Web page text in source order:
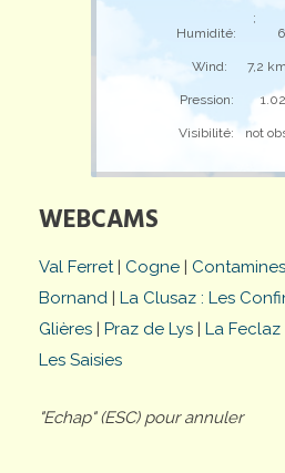
;
Humidité:
Wind: 7,2
Pression:
Visibilité: not
WEBCAMS
Val Ferret| Cogne |
Bornand | La Clusaz : Les
Glières | Praz de Lys | La Feclaz
Les Saisies
"Echap" (ESC) pour annuler